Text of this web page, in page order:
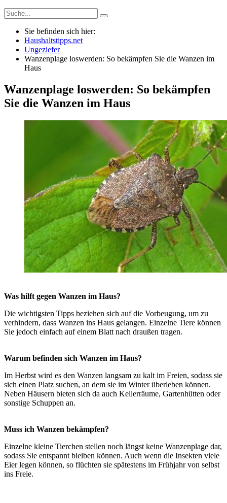
Sie befinden sich hier:
Haushaltstipps.net
Ungeziefer
Wanzenplage loswerden: So bekämpfen Sie die Wanzen im
Haus
Wanzenplage loswerden: So bekämpfen
Sie die Wanzen im Haus
Was hilft gegen Wanzen im Haus?
Die wichtigsten Tipps beziehen sich auf die Vorbeugung, um zu
verhindern, dass Wanzen ins Haus gelangen. Einzelne Tiere können
Sie jedoch einfach auf einem Blatt nach draußen tragen.
Warum befinden sich Wanzen im Haus?
Im Herbst wird es den Wanzen langsam zu kalt im Freien, sodass sie
sich einen Platz suchen, an dem sie im Winter überleben können.
Neben Häusern bieten sich da auch Kellerräume, Gartenhütten oder
sonstige Schuppen an.
Muss ich Wanzen bekämpfen?
Einzelne kleine Tierchen stellen noch längst keine Wanzenplage dar,
sodass Sie entspannt bleiben können. Auch wenn die Insekten viele
Eier legen können, so flüchten sie spätestens im Frühjahr von selbst
ins Freie.